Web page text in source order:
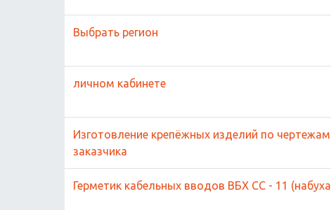
Выбрать регион
личном кабинете
Изготовление крепёжных изделий по
заказчика
Герметик кабельных вводов ВБХ СС - 11